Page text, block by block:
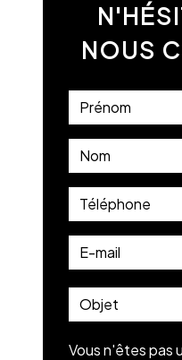
NOUS
Vous n'êtes pas